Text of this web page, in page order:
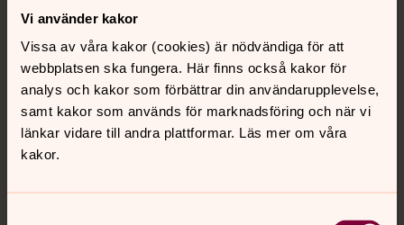
Vi använder kakor
Vissa av våra kakor (cookies) är nödvändiga för att
webbplatsen ska fungera. Här finns också kakor för
analys och kakor som förbättrar din användarupplevelse,
samt kakor som används för marknadsföring och när vi
länkar vidare till andra plattformar. Läs mer om våra
kakor.
Kontakt
Kalender